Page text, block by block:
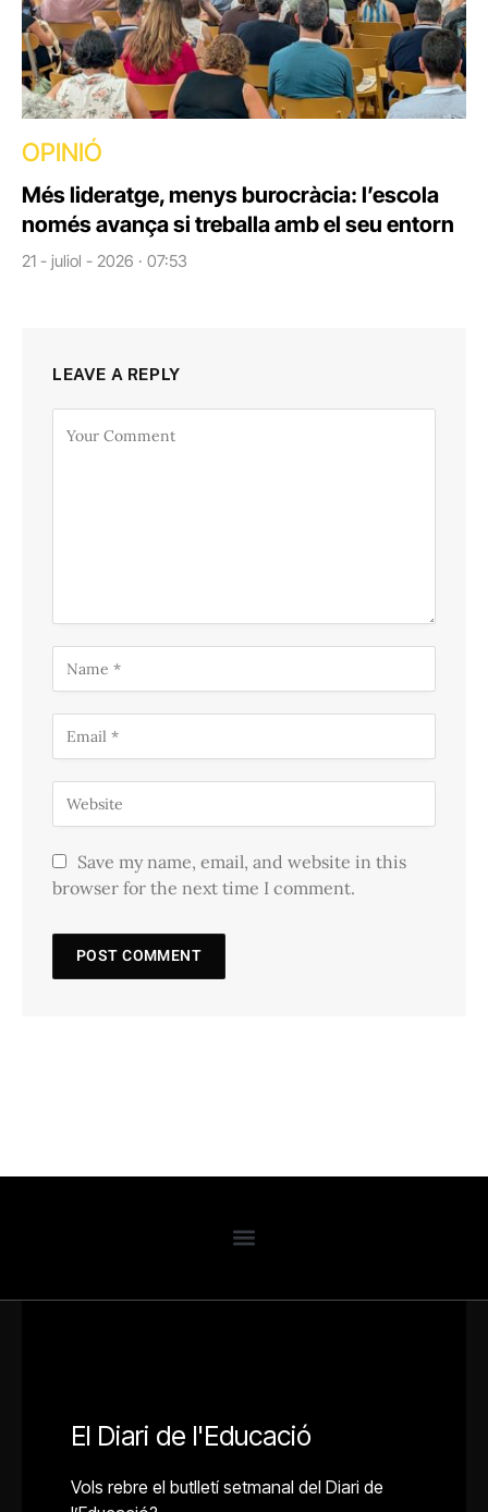
OPINIÓ
Més lideratge, menys burocràcia: l’escola
només avança si treballa amb el seu entorn
21 - juliol - 2026 · 07:53
LEAVE A REPLY
Save my name, email, and website in this
browser for the next time I comment.